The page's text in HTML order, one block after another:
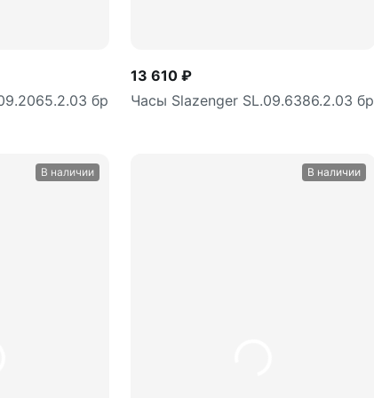
бр
13 610 ₽
Часы Slazenger SL.09.6386.2.03 бр
В наличии В наличии